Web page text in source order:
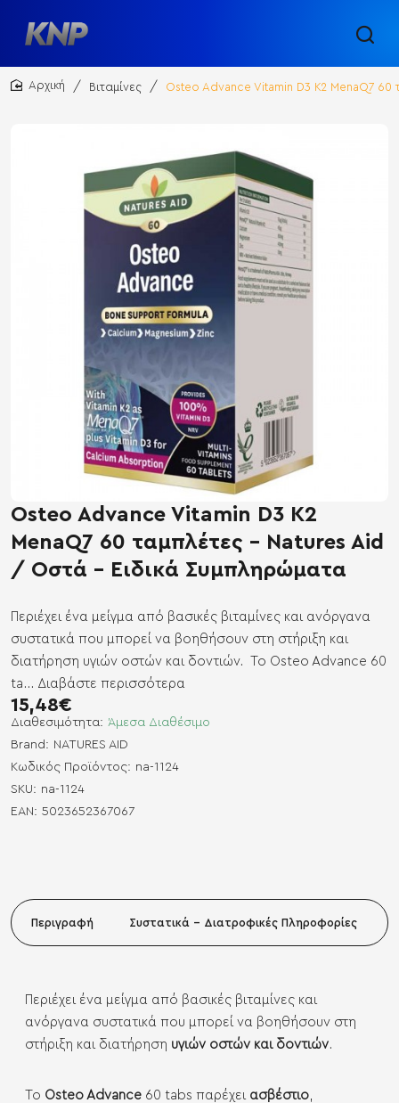
Βιταμίνες Osteo Advance Vitamin D3 K2 MenaQ7
Osteo Advance Vitamin D3 K2
MenaQ7 60 ταμπλέτες - Natures Aid
/ Οστά - Ειδικά Συμπληρώματα
Διαθεσιμότητα: Άμεσα Διαθέσιμο
Brand: NATURES AID
Κωδικός Προϊόντος: na-1124
SKU: na-1124
EAN: 5023652367067
15,48€
Περιέχει ένα μείγμα από βασικές βιταμίνες και ανόργανα
συστατικά που μπορεί να βοηθήσουν στη στήριξη και
διατήρηση υγιών οστών και δοντιών. Το Osteo Advance 60
ta... Διαβάστε περισσότερα
Περιγραφή Συστατικά - Διατροφικές Πληροφορίες
Περιέχει ένα μείγμα από βασικές βιταμίνες και
ανόργανα συστατικά που μπορεί να βοηθήσουν στη
στήριξη και διατήρηση υγιών οστών και δοντιών.
Το Osteo Advance 60 tabs παρέχει ασβέστιο